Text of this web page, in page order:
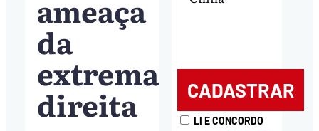
ameaça
da
extrema
direita
LI E CONCORDO